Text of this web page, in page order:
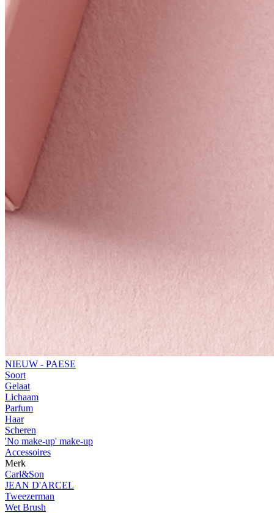
NIEUW - PAESE
Soort
Gelaat
Lichaam
Parfum
Haar
Scheren
'No make-up' make-up
Accessoires
Merk
Carl&Son
JEAN D'ARCEL
Tweezerman
Wet Brush